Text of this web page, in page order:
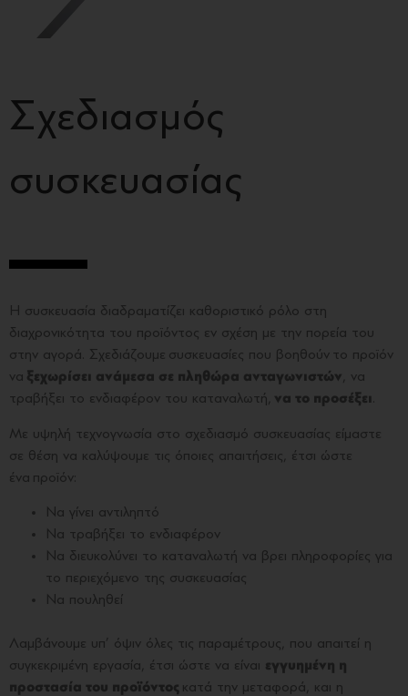
Σχεδιασμός
συσκευασίας
Η συσκευασία διαδραματίζει καθοριστικό ρόλο στη
διαχρονικότητα του προϊόντος εν σχέση με την πορεία του
στην αγορά. Σχεδιάζουμε συσκευασίες που βοηθούν το προϊόν
να ξεχωρίσει ανάμεσα σε πληθώρα ανταγωνιστών , να
τραβήξει το ενδιαφέρον του καταναλωτή, να το προσέξει
Με υψηλή τεχνογνωσία στο σχεδιασμό συσκευασίας είμαστε
σε θέση να καλύψουμε τις όποιες απαιτήσεις, έτσι ώστε
ένα προϊόν:
Να γίνει αντιληπτό
Να τραβήξει το ενδιαφέρον
Να διευκολύνει το καταναλωτή να βρει πληροφορίες για
το περιεχόμενο της συσκευασίας
Να πουληθεί
Λαμβάνουμε υπ’ όψιν όλες τις παραμέτρους, που απαιτεί η
συγκεκριμένη εργασία, έτσι ώστε να είναι εγγυημένη η
προστασία του προϊόντος κατά την μεταφορά, και η